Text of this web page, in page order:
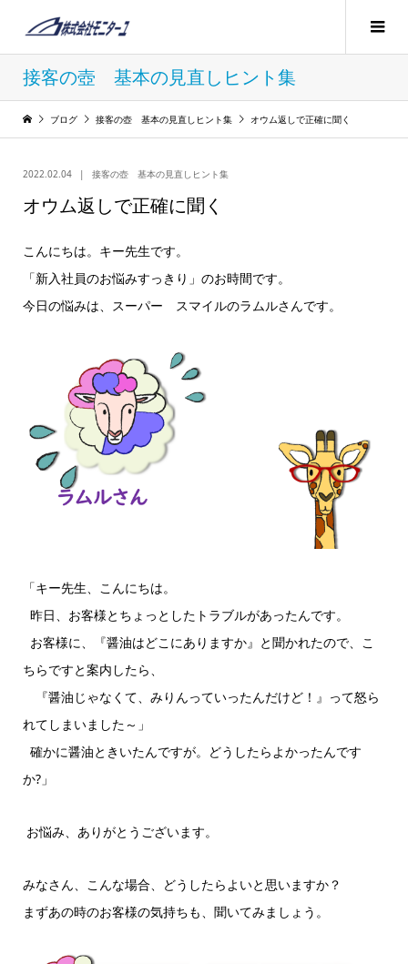
接客の壺 基本の見直しヒント集
ブログ 接客の壺 基本の見直しヒント集 オウム返しで正確に聞く
2022.02.04 接客の壺 基本の見直しヒント集
オウム返しで正確に聞く
こんにちは。キー先生です。
「新入社員のお悩みすっきり」のお時間です。
今日の悩みは、スーパー スマイルのラムルさんです。
「キー先生、こんにちは。
昨日、お客様とちょっとしたトラブルがあったんです。
お客様に、『醤油はどこにありますか』と聞かれたので、こ
ちらですと案内したら、
『醤油じゃなくて、みりんっていったんだけど！』って怒ら
れてしまいました～」
確かに醤油ときいたんですが。どうしたらよかったんです
か?」
お悩み、ありがとうございます。
みなさん、こんな場合、どうしたらよいと思いますか？
まずあの時のお客様の気持ちも、聞いてみましょう。